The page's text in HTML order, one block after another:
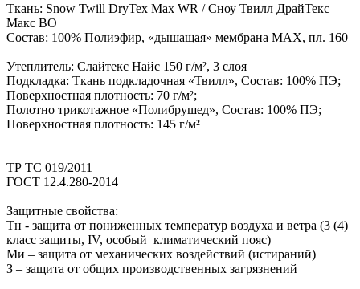
Ткань: Snow Twill DryTex Max WR / Сноу Твилл ДрайТекс
Макс ВО
Состав: 100% Полиэфир, «дышащая» мембрана MAX, пл. 160
Утеплитель: Слайтекс Найс 150 г/м², 3 слоя
Подкладка: Ткань подкладочная «Твилл», Состав: 100% ПЭ;
Поверхностная плотность: 70 г/м²;
Полотно трикотажное «Полибрушед», Состав: 100% ПЭ;
Поверхностная плотность: 145 г/м²
ТР ТС 019/2011
ГОСТ 12.4.280-2014
Защитные свойства:
Тн - защита от пониженных температур воздуха и ветра (3 (4)
класс защиты, IV, особый климатический пояс)
Ми – защита от механических воздействий (истираний)
З – защита от общих производственных загрязнений